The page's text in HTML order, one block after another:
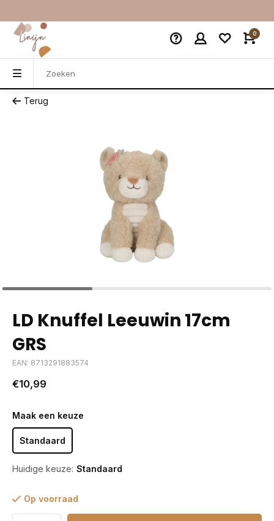
0
Terug
LD Knuffel Leeuwin 17cm
GRS
EAN: 8713291883574
€10,99
Maak een keuze
Standaard
Huidige keuze: Standaard
Op voorraad